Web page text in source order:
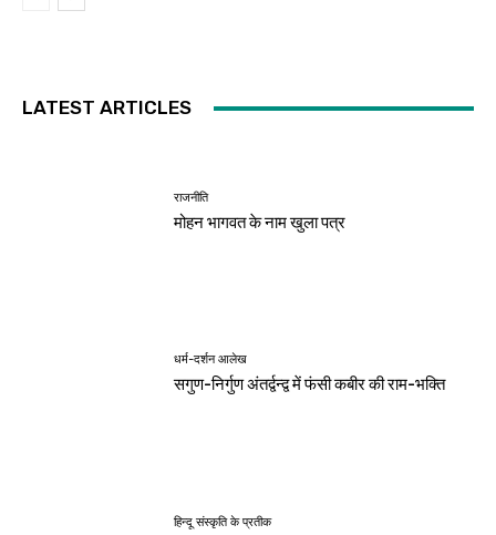
LATEST ARTICLES
राजनीति
मोहन भागवत के नाम खुला पत्र
धर्म-दर्शन आलेख
सगुण-निर्गुण अंतर्द्वन्द्व में फंसी कबीर की राम-भक्ति
हिन्दू संस्कृति के प्रतीक